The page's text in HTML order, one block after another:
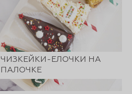
ЧИЗКЕЙКИ-ЕЛОЧКИ НА
ПАЛОЧКЕ